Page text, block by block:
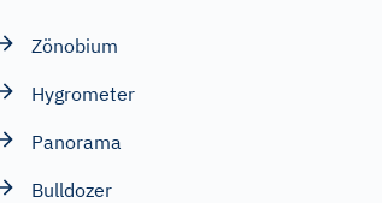
Zönobium
Hygrometer
Panorama
Bulldozer